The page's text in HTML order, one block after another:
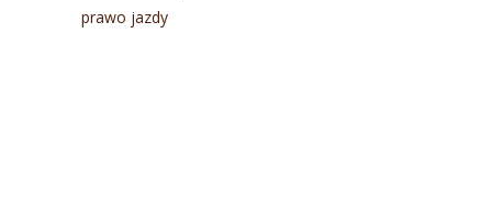
prawo jazdy